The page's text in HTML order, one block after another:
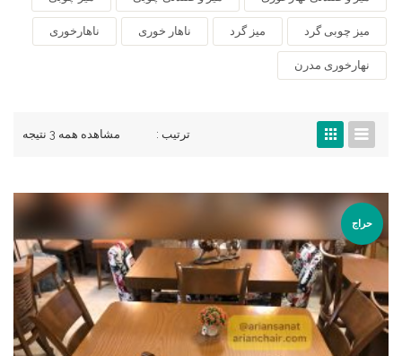
میز چوبی گرد میز گرد ناهار خوری ناهارخوری
نهارخوری مدرن
مشاهده همه 3 نتیجه ترتیب :
حراج